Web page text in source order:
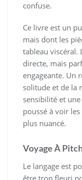
confuse.
Ce livre est un
mais dont les
tableau viscéral.
directe, mais
engageante. Un
solitude et de la
sensibilité et
poussé à voir
plus nuancé.
Voyage À
Le langage est
être trop fleuri